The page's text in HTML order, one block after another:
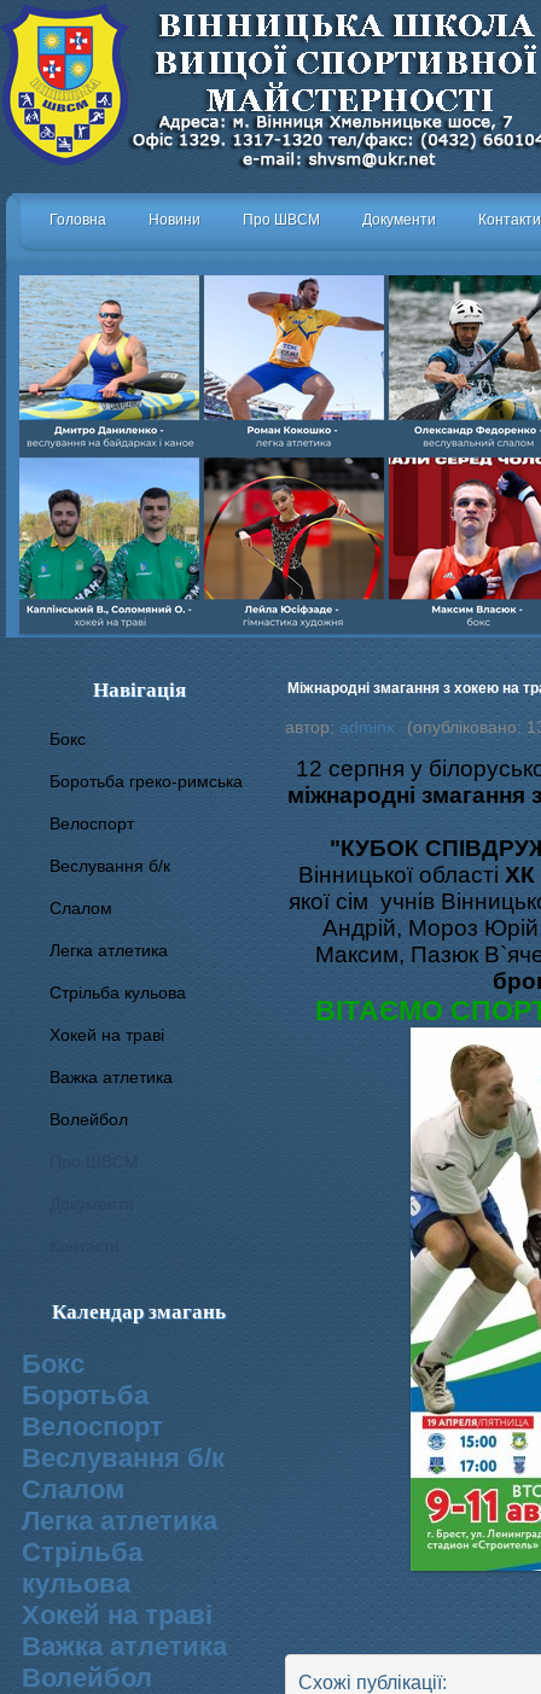
Головна Новини Про ШВСМ Документи Контакти
Навігація
Бокс
Боротьба греко-римська
Велоспорт
Веслування б/к
Cлалом
Легка атлетика
Стрільба кульова
Хокей на траві
Важка атлетика
Волейбол
Про ШВСМ
Документи
Календар змагань
Бокс
Боротьба
Велоспорт
Веслування б/к
Cлалом
Легка атлетика
Стрільба
кульова
Хокей на траві
Важка атлетика
Волейбол
Міжнародні змагання з хокею на
автор: adminx (опубліковано:
12 серпня у
міжнародні змагання
"КУБОК
Вінницької області
якої сім учнів
Андрій, Мороз
Максим, Пазюк
ВІТАЄМО
Схожі публікації: